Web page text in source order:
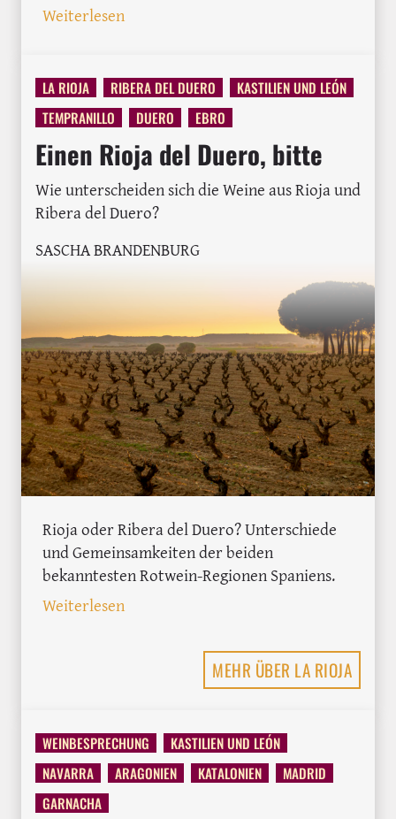
Weiterlesen: Duero Wein: Mehr als Ribera del
LA RIOJA RIBERA DEL DUERO
KASTILIEN UND LEÓN
TEMPRANILLO
DUERO EBRO
Einen Rioja del Duero, bitte
Wie unterscheiden sich die Weine aus Rioja und
Ribera del Duero?
SASCHA BRANDENBURG
Rioja oder Ribera del Duero? Unterschiede
und Gemeinsamkeiten der beiden
bekanntesten Rotwein-Regionen Spaniens.
Weiterlesen: Einen Rioja del Duero, bitte
MEHR ÜBER LA RIOJA
WEINBESPRECHUNG
KASTILIEN UND LEÓN
NAVARRA
ARAGONIEN KATALONIEN
MADRID
GARNACHA